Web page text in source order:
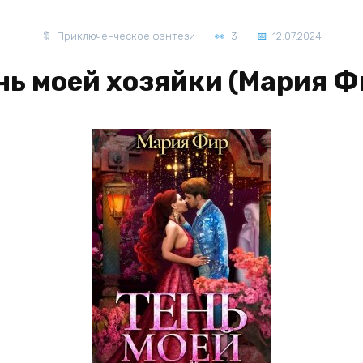
Приключенческое фэнтези 3 12.07.2024
моей хозяйки (Мария